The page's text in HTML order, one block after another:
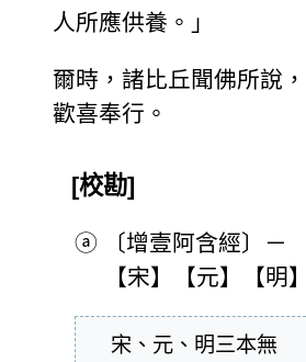
人所應供養。」
爾時，諸比丘聞佛所說，
歡喜奉行。
[校勘]
ⓐ
〔增壹阿含經〕－
【宋】【元】【明】